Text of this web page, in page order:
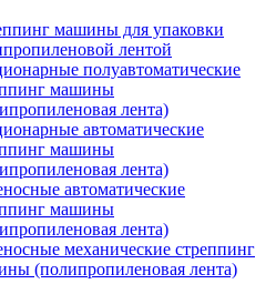
машины для упаковки
лентой
полуавтоматические
машины
лента)
автоматические
машины
лента)
автоматические
машины
лента)
механические стреппинг
(полипропиленовая лента)